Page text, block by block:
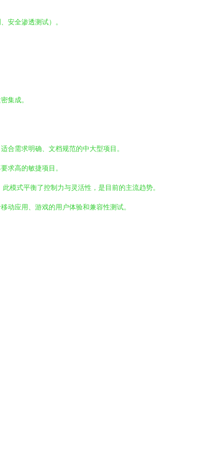
安全渗透测试）。
集成。
合需求明确、文档规范的中大型项目。
求高的敏捷项目。
模式平衡了控制力与灵活性，是目前的主流趋势。
动应用、游戏的用户体验和兼容性测试。